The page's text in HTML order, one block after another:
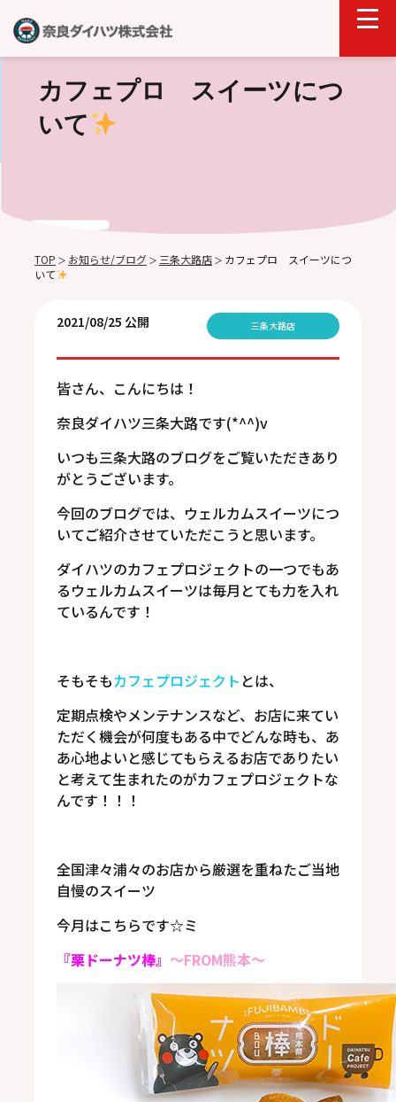
カフェプロ スイーツにつ
いて
TOP ＞ お知らせ/ブログ ＞ 三条大路店 ＞ カフェプロ スイーツにつ
いて
2021/08/25 公開 三条大路店
皆さん、こんにちは！
奈良ダイハツ三条大路です(*^^)v
いつも三条大路のブログをご覧いただきあり
がとうございます。
今回のブログでは、ウェルカムスイーツにつ
いてご紹介させていただこうと思います。
ダイハツのカフェプロジェクトの一つでもあ
るウェルカムスイーツは毎月とても力を入れ
ているんです！
そもそもカフェプロジェクト とは、
定期点検やメンテナンスなど、お店に来てい
ただく機会が何度もある中でどんな時も、あ
あ心地よいと感じてもらえるお店でありたい
と考えて生まれたのがカフェプロジェクトな
んです！！！
全国津々浦々のお店から厳選を重ねたご当地
自慢のスイーツ
今月はこちらです☆ミ
『栗ドーナツ棒』 ～FROM熊本～